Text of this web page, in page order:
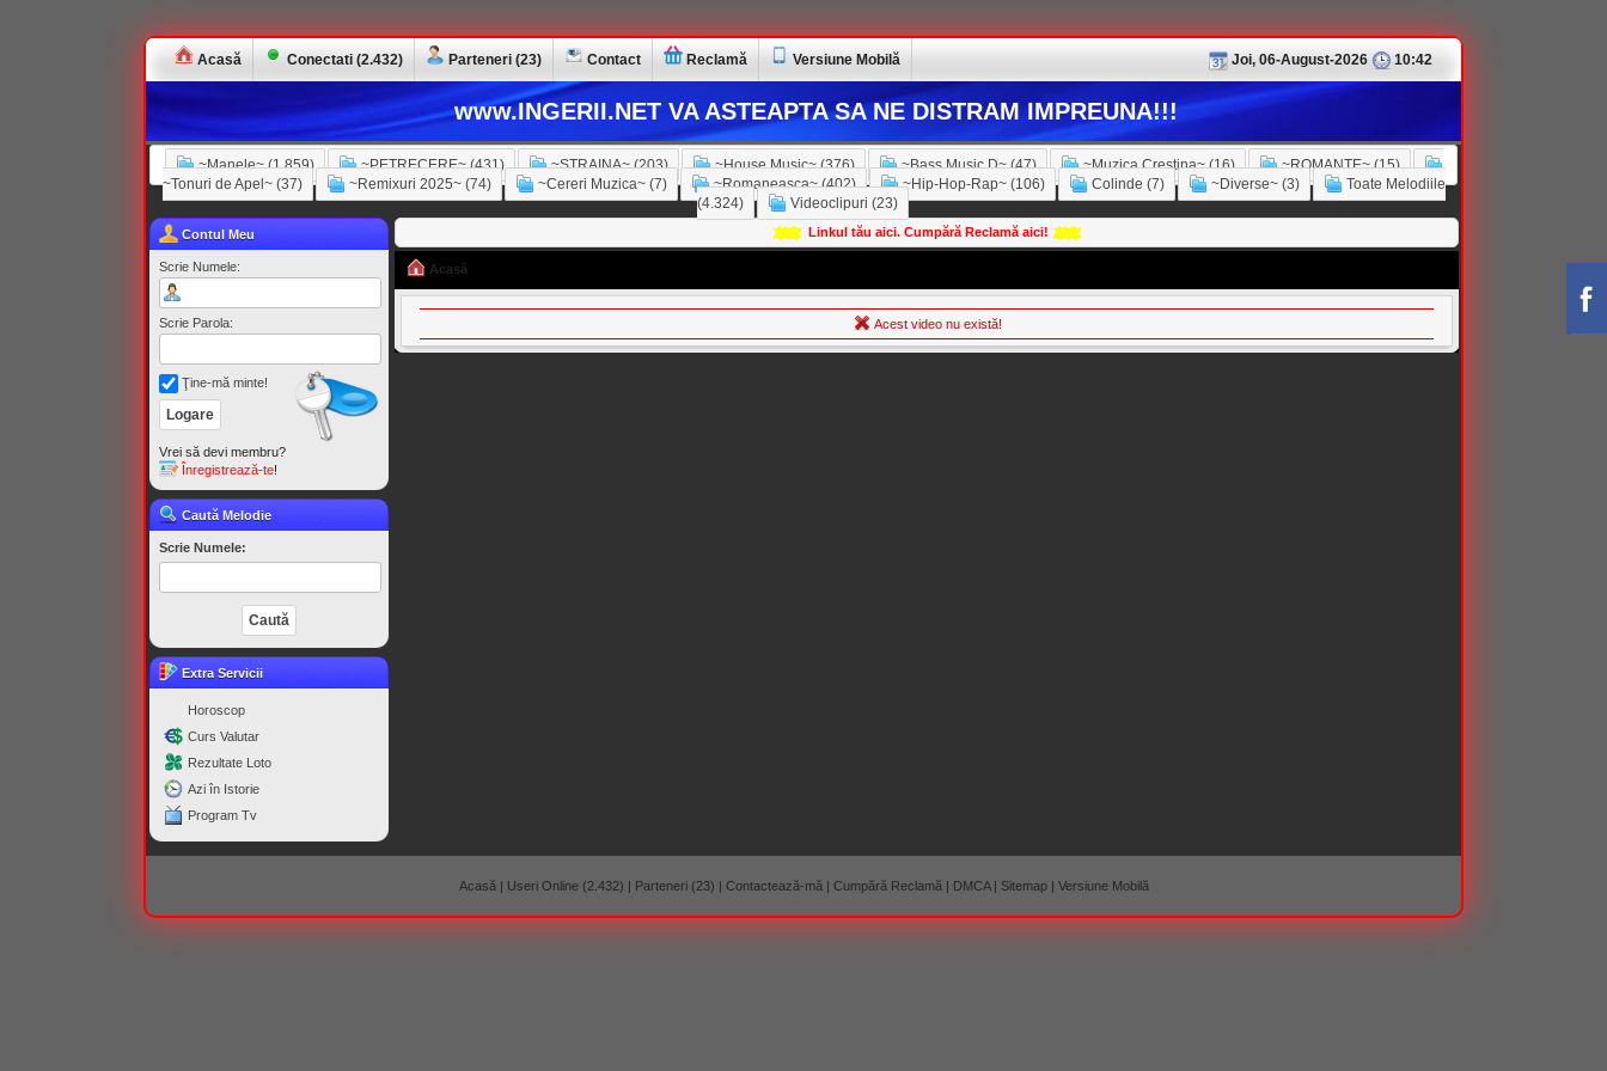
Acasă Conectati (2.432) Parteneri (23) Contact Reclamă Versiune Mobilă Joi, 06-August-2026 10:42
www.INGERII.NET VA ASTEAPTA SA NE DISTRAM IMPREUNA!!!
~Manele~ (1.859) ~PETRECERE~ (431) ~STRAINA~ (203) ~House Music~ (376) ~Bass Music D~ (47) ~Muzica Crestina~ (16)
~ROMANTE~ (15)
~Tonuri de Apel~ (37)
~Remixuri 2025~ (74) ~Cereri Muzica~ (7) ~Romaneasca~ (402) ~Hip-Hop-Rap~ (106) Colinde (7) ~Diverse~ (3)
Toate Melodiile
(4.324)
Videoclipuri (23)
Contul Meu
Scrie Numele:
Scrie Parola:
Ţine-mă minte!
Vrei să devi membru?
Înregistrează-te!
Caută Melodie
Scrie Numele:
Extra Servicii
Horoscop
Curs Valutar
Rezultate Loto
Azi în Istorie
Program Tv
Linkul tău aici. Cumpără Reclamă aici!
Acasă
Acest video nu există!
Acasă | Useri Online (2.432) | Parteneri (23) | Contactează-mă | Cumpără Reclamă | DMCA| Sitemap| Versiune Mobilă